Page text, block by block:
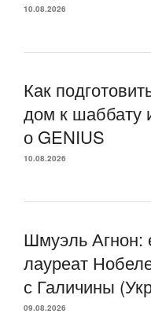
10.08.2026
Как
дом к шаббату
о GENIUS
10.08.2026
Шмуэль Агнон:
лауреат
с Галичины
09.08.2026